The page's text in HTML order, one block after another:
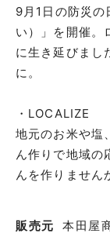
9月1日の防災の
い）」を開催。
に生き延びまし
に。
・LOCALIZE
地元のお米や塩
ん作りで地域の
販売元 本田屋